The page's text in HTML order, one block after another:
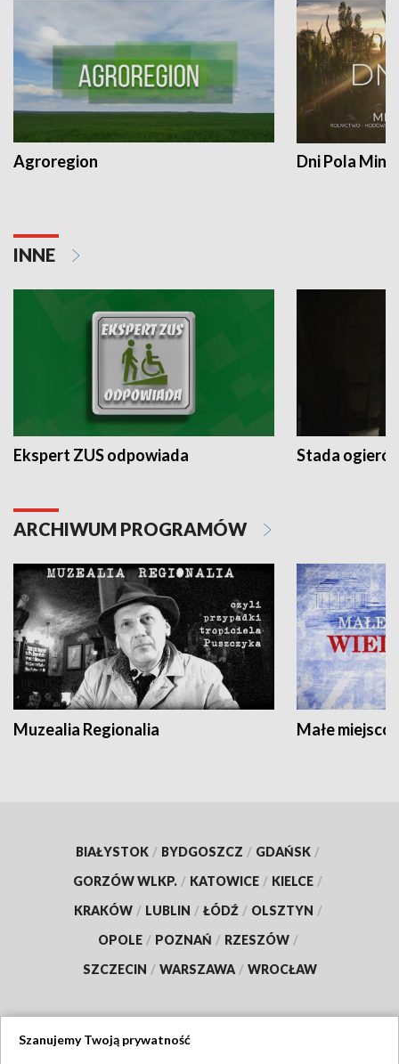
Agroregion Dni Pola
INNE
Ekspert ZUS odpowiada Stada
ARCHIWUM PROGRAMÓW
Muzealia Regionalia Małe
BIAŁYSTOK / BYDGOSZCZ / GDAŃSK /
GORZÓW WLKP. / KATOWICE / KIELCE /
KRAKÓW / LUBLIN / ŁÓDŹ / OLSZTYN /
OPOLE / POZNAŃ / RZESZÓW /
SZCZECIN / WARSZAWA / WROCŁAW
Szanujemy Twoją prywatność